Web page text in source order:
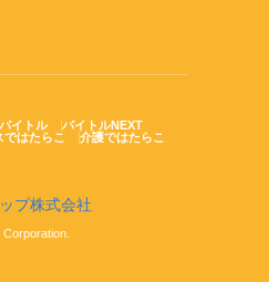
イトル
バイトルNEXT
ではたらこ 介護ではたらこ